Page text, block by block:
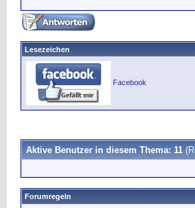
Lesezeichen
Facebook
Aktive Benutzer in diesem Thema: 11
Forumregeln